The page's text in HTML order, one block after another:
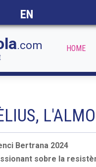
EN
.com HOME
Bertrana 2024
sobre la